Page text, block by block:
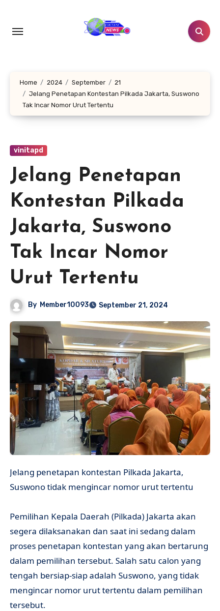
konten
Home 2024 September
21
Jelang Penetapan Kontestan Pilkada Jakarta, Suswono
Tak Incar Nomor Urut Tertentu
vinitapd
Jelang Penetapan
Kontestan Pilkada
Jakarta, Suswono
Tak Incar Nomor
Urut Tertentu
By Member10093 September 21, 2024
Jelang penetapan kontestan Pilkada Jakarta,
Suswono tidak mengincar nomor urut tertentu
Pemilihan Kepala Daerah (Pilkada) Jakarta akan
segera dilaksanakan dan saat ini sedang dalam
proses penetapan kontestan yang akan bertarung
dalam pemilihan tersebut. Salah satu calon yang
tengah bersiap-siap adalah Suswono, yang tidak
mengincar nomor urut tertentu dalam pemilihan
tersebut.